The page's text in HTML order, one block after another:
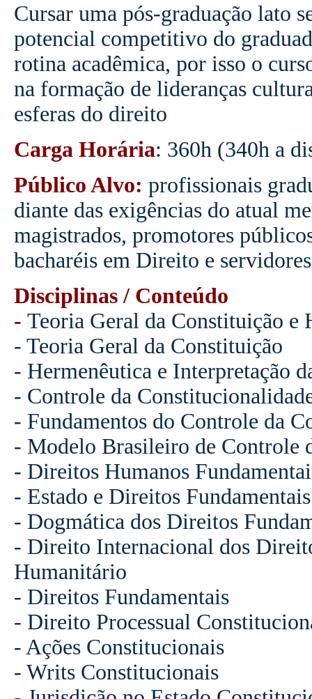
Cursar uma pós-graduação lato
potencial competitivo do
rotina acadêmica, por isso o
na formação de lideranças
esferas do direito
Carga Horária: 360h (340h a
Público Alvo: profissionais
diante das exigências do atual
magistrados, promotores
bacharéis em Direito e
Disciplinas / Conteúdo
- Teoria Geral da Constituição e
- Teoria Geral da Constituição
- Hermenêutica e Interpretação
- Controle da
- Fundamentos do Controle da
- Modelo Brasileiro de Controle
- Direitos Humanos
- Estado e Direitos Fundamentais
- Dogmática dos Direitos
- Direito Internacional dos
Humanitário
- Direitos Fundamentais
- Direito Processual
- Ações Constitucionais
- Writs Constitucionais